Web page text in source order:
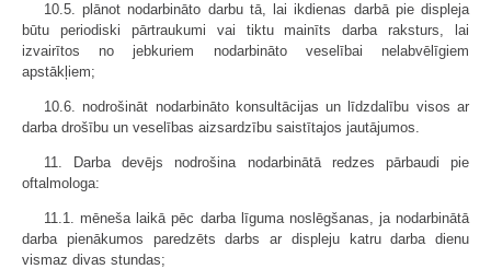
10.5. plānot nodarbināto darbu tā, lai ikdienas darbā pie displeja
būtu periodiski pārtraukumi vai tiktu mainīts darba raksturs, lai
izvairītos no jebkuriem nodarbināto veselībai nelabvēlīgiem
apstākļiem;
10.6. nodrošināt nodarbināto konsultācijas un līdzdalību visos ar
darba drošību un veselības aizsardzību saistītajos jautājumos.
11. Darba devējs nodrošina nodarbinātā redzes pārbaudi pie
oftalmologa:
11.1. mēneša laikā pēc darba līguma noslēgšanas, ja nodarbinātā
darba pienākumos paredzēts darbs ar displeju katru darba dienu
vismaz divas stundas;